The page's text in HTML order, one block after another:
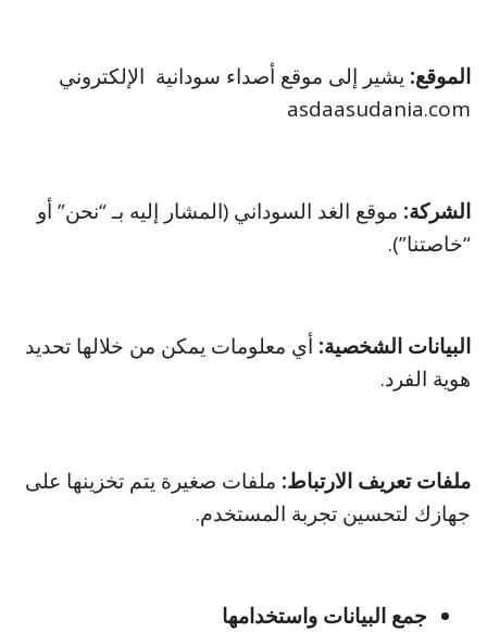
الموقع: يشير إلى موقع أصداء سودانية الإلكتروني
asdaasudania.com
الشركة: موقع الغد السوداني (المشار إليه بـ “نحن” أو
“خاصتنا”).
البيانات الشخصية: أي معلومات يمكن من خلالها تحديد
هوية الفرد.
ملفات تعريف الارتباط: ملفات صغيرة يتم تخزينها على
جهازك لتحسين تجربة المستخدم.
جمع البيانات واستخدامها